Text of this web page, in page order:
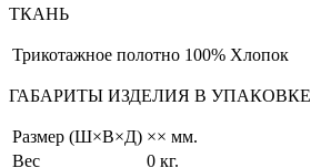
ТКАНЬ
Трикотажное полотно 100% Хлопок
ГАБАРИТЫ ИЗДЕЛИЯ В УПАКОВКЕ
Размер (Ш×В×Д) ×× мм.
Вес
0 кг.